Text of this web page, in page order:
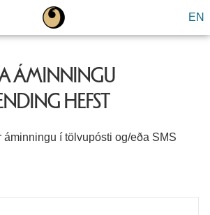
EN
ÁMINNINGU
HEFST
áminningu í tölvupósti og/eða SMS